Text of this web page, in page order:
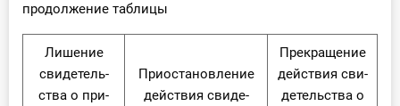
продолжение таблицы
Ли­ше­ние
сви­де­тель­
ства о при­
При­оста­нов­ле­ние
дей­ствия сви­де­
Пре­кра­ще­ние
дей­ствия сви­
де­тель­ства о